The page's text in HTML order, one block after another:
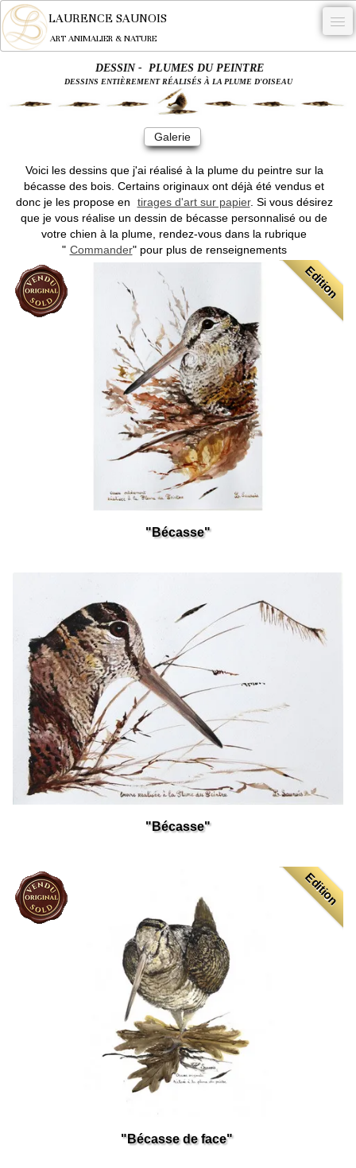
LAURENCE SAUNOIS
ART ANIMALIER & NATURE
NYMPHEUS LUMINANSIS.
BECASSE
COMMANDE
L'ARTISTE.
CONTACT
Français
DESSIN - PLUMES DU PEINTRE
DESSINS ENTIÈREMENT RÉALISÉS À LA PLUME D'OISEAU
Galerie
Voici les dessins que j'ai réalisé à la plume du peintre sur la
bécasse des bois. Certains originaux ont déjà été vendus et
donc je les propose en
tirages d'art sur papier. Si vous désirez
que je vous réalise un dessin de bécasse personnalisé ou de
votre chien à la plume, rendez-vous dans la rubrique
" Commander" pour plus de renseignements
Edition
"Bécasse"
"Bécasse"
Edition
"Bécasse de face" ​